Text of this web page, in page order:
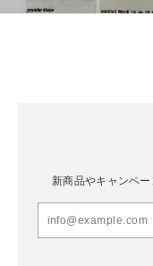
新商品やキャンペ